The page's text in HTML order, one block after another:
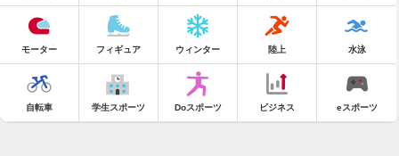
モーター フィギュア ウィンター 陸上 水泳
自転車 学生スポーツ Doスポーツ ビジネス eスポーツ